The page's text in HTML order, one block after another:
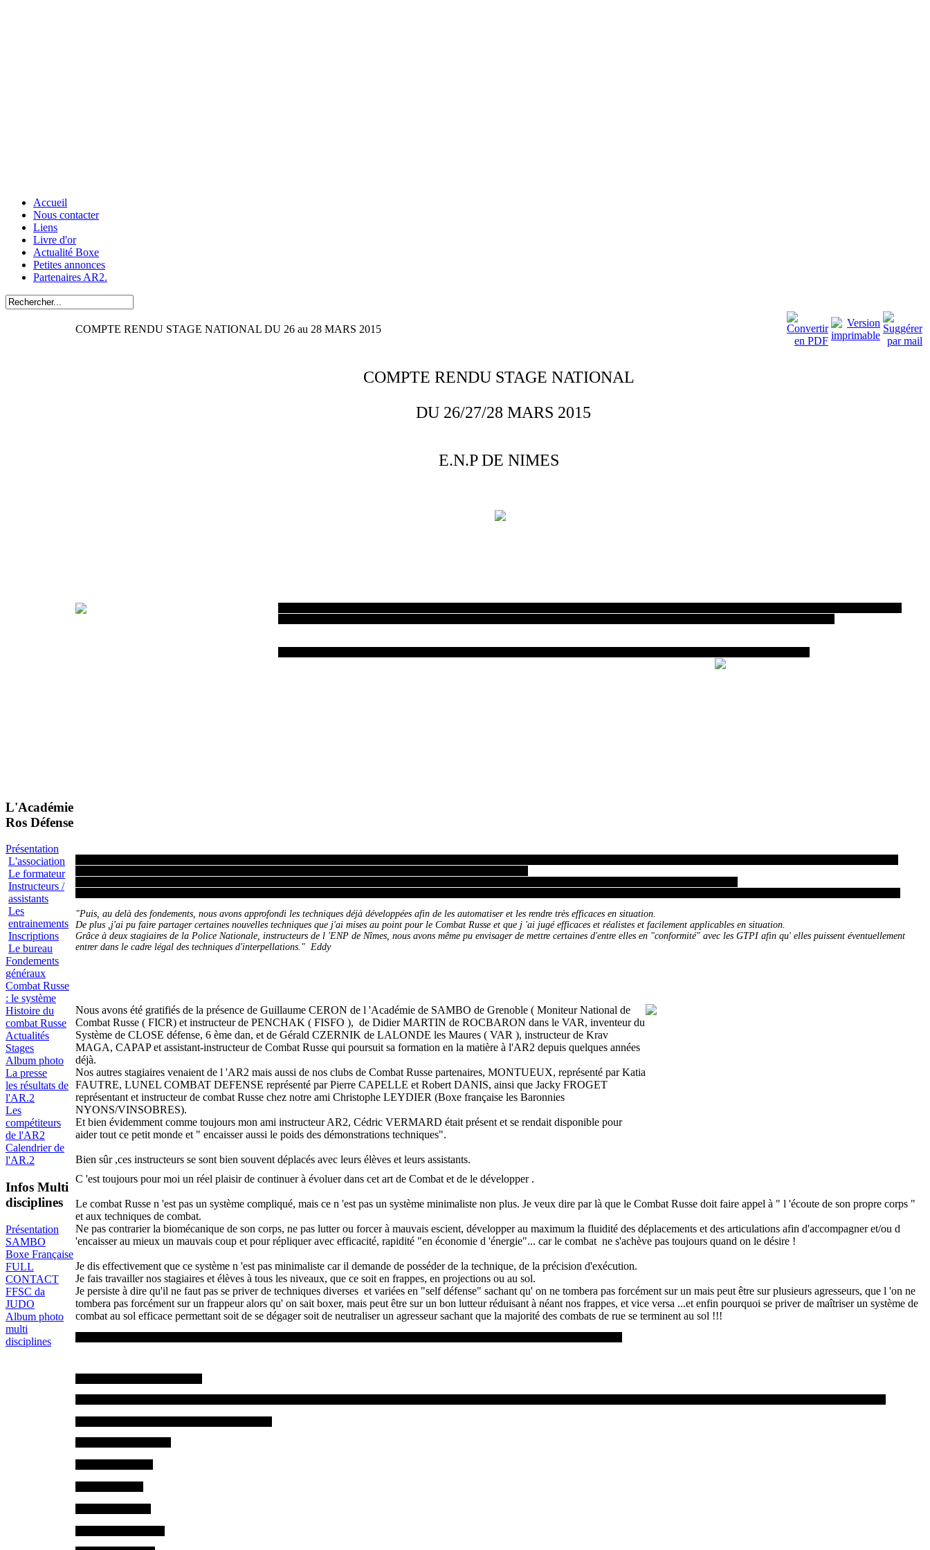
Accueil
Nous contacter
Liens
Livre d'or
Actualité Boxe
Petites annonces
Partenaires AR2.
L'Académie
Ros Défense
Présentation
L'association
Le formateur
Instructeurs /
assistants
Les
entrainements
Inscriptions
Le bureau
Fondements
généraux
Combat Russe
: le système
Histoire du
combat Russe
Actualités
Stages
Album photo
La presse
les résultats de
l'AR.2
Les
compétiteurs
de l'AR2
Calendrier de
l'AR.2
Infos Multi
disciplines
Présentation
SAMBO
Boxe Française
FULL
CONTACT
FFSC da
JUDO
Album photo
multi
disciplines
COMPTE RENDU STAGE NATIONAL DU 26 au 28 MARS 2015
COMPTE RENDU STAGE NATIONAL
DU 26/27/28 MARS 2015
E.N.P DE NIMES
"Puis, au delà des fondements, nous avons approfondi les techniques déjà développées afin de les automatiser et les rendre très efficaces en situation.
De plus ,j'ai pu faire partager certaines nouvelles techniques que j'ai mises au point pour le Combat Russe et que j 'ai jugé efficaces et réalistes et facilement applicables en situation.
Grâce à deux stagiaires de la Police Nationale, instructeurs de l 'ENP de Nîmes, nous avons même pu envisager de mettre certaines d'entre elles en "conformité" avec les GTPI afin qu' elles puissent éventuellement
entrer dans le cadre légal des techniques d'interpellations." Eddy
Nous avons été gratifiés de la présence de Guillaume CERON de l 'Académie de SAMBO de Grenoble ( Moniteur National de
Combat Russe ( FICR) et instructeur de PENCHAK ( FISFO ), de Didier MARTIN de ROCBARON dans le VAR, inventeur du
Système de CLOSE défense, 6 ème dan, et de Gérald CZERNIK de LALONDE les Maures ( VAR ), instructeur de Krav
MAGA, CAPAP et assistant-instructeur de Combat Russe qui poursuit sa formation en la matière à l'AR2 depuis quelques années
déjà.
Nos autres stagiaires venaient de l 'AR2 mais aussi de nos clubs de Combat Russe partenaires, MONTUEUX, représenté par Katia
FAUTRE, LUNEL COMBAT DEFENSE représenté par Pierre CAPELLE et Robert DANIS, ainsi que Jacky FROGET
représentant et instructeur de combat Russe chez notre ami Christophe LEYDIER (Boxe française les Baronnies
NYONS/VINSOBRES).
Et bien évidemment comme toujours mon ami instructeur AR2, Cédric VERMARD était présent et se rendait disponible pour
aider tout ce petit monde et " encaisser aussi le poids des démonstrations techniques".
Bien sûr ,ces instructeurs se sont bien souvent déplacés avec leurs élèves et leurs assistants.
C 'est toujours pour moi un réel plaisir de continuer à évoluer dans cet art de Combat et de le développer .
Le combat Russe n 'est pas un système compliqué, mais ce n 'est pas un système minimaliste non plus. Je veux dire par là que le Combat Russe doit faire appel à " l 'écoute de son propre corps "
et aux techniques de combat.
Ne pas contrarier la biomécanique de son corps, ne pas lutter ou forcer à mauvais escient, développer au maximum la fluidité des déplacements et des articulations afin d'accompagner et/ou d
'encaisser au mieux un mauvais coup et pour répliquer avec efficacité, rapidité "en économie d 'énergie"... car le combat ne s'achève pas toujours quand on le désire !
Je dis effectivement que ce système n 'est pas minimaliste car il demande de posséder de la technique, de la précision d'exécution.
Je fais travailler nos stagiaires et élèves à tous les niveaux, que ce soit en frappes, en projections ou au sol.
Je persiste à dire qu'il ne faut pas se priver de techniques diverses et variées en "self défense" sachant qu' on ne tombera pas forcément sur un mais peut être sur plusieurs agresseurs, que l 'on ne
tombera pas forcément sur un frappeur alors qu' on sait boxer, mais peut être sur un bon lutteur réduisant à néant nos frappes, et vice versa ...et enfin pourquoi se priver de maîtriser un système de
combat au sol efficace permettant soit de se dégager soit de neutraliser un agresseur sachant que la majorité des combats de rue se terminent au sol !!!